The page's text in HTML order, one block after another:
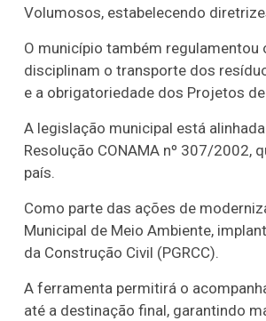
Volumosos, estabelecendo
O município também
disciplinam o transporte dos
e a obrigatoriedade dos Projetos
A legislação municipal está
Resolução CONAMA nº 307/
país.
Como parte das ações de
Municipal de Meio Ambiente,
da Construção Civil (PGRCC).
A ferramenta permitirá o
até a destinação final, garantindo